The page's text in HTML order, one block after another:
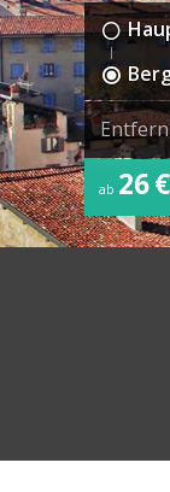
ab 26 €